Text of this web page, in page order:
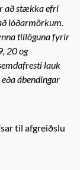
að stækka efri
lóðarmörkum.
tillöguna fyrir
20 og
lauk
ábendingar
til afgreiðslu